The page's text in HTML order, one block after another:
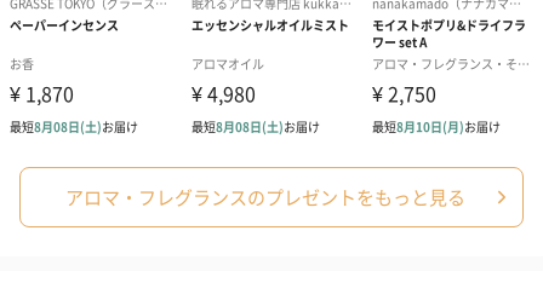
ゼリーバウム カット
（レモン＆紅茶）（432
円）
麦わらパンダバウム
（バナナ味）（540円）
3層デザート
ェ〜国産フル
り〜 3号（864
スキンケアグッズ
スキンケアグッズを同梱してお届けします。
アロマ・フレグランスのプレゼントをもっと見る